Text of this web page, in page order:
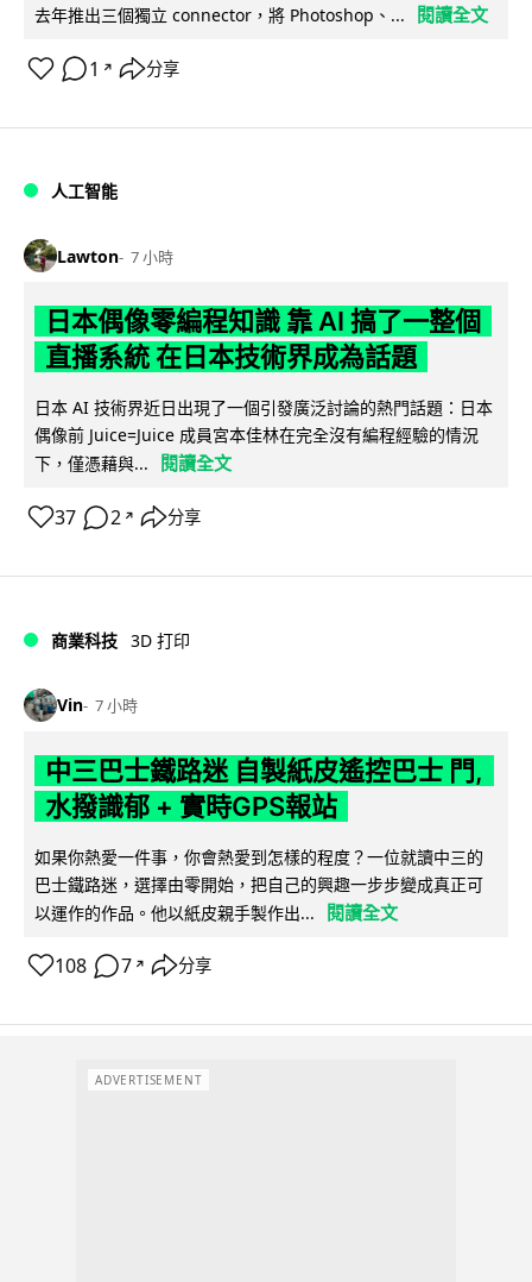
去年推出三個獨立 connector，將 Photoshop、...
閱讀全文
1 ↗ 分享
人工智能
Lawton 7 小時
日本偶像零編程知識 靠 AI 搞了一整個
直播系統 在日本技術界成為話題
日本 AI 技術界近日出現了一個引發廣泛討論的熱門話題：日本
偶像前 Juice=Juice 成員宮本佳林在完全沒有編程經驗的情況
下，僅憑藉與...
閱讀全文
37 2 ↗ 分享
商業科技 3D 打印
Vin 7 小時
中三巴士鐵路迷 自製紙皮遙控巴士 門,
水撥識郁 + 實時GPS報站
如果你熱愛一件事，你會熱愛到怎樣的程度？一位就讀中三的
巴士鐵路迷，選擇由零開始，把自己的興趣一步步變成真正可
以運作的作品。他以紙皮親手製作出...
閱讀全文
108 7 ↗ 分享
ADVERTISEMENT